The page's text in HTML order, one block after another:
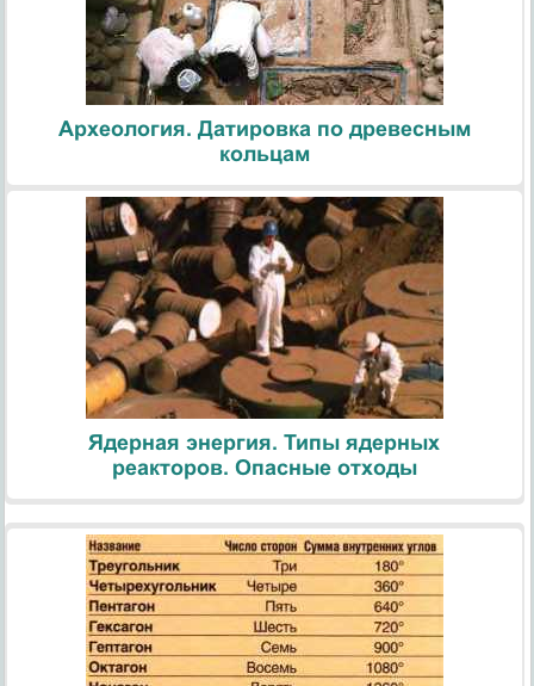
Археология. Датировка по древесным
кольцам
Ядерная энергия. Типы ядерных
реакторов. Опасные отходы